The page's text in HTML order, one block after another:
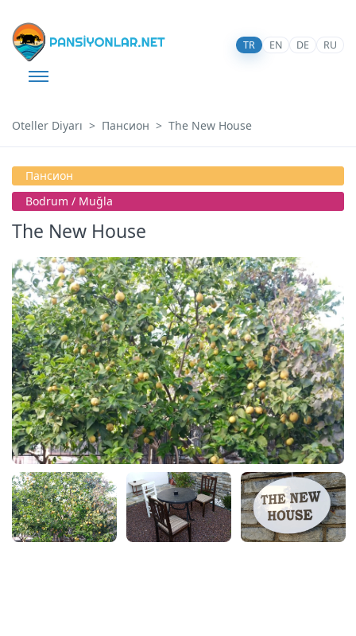
TR EN DE RU
Oteller Diyarı Пансион The New House
Пансион
Bodrum / Muğla
The New House